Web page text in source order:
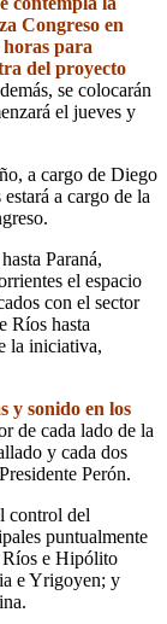
Congreso en
horas para
del proyecto
se colocarán
el jueves y
a cargo de Diego
a cargo de la
Paraná,
el espacio
con el sector
Ríos hasta
la iniciativa,
y sonido en los
de cada lado de la
y cada dos
Perón.
control del
puntualmente
Ríos e Hipólito
e Yrigoyen; y